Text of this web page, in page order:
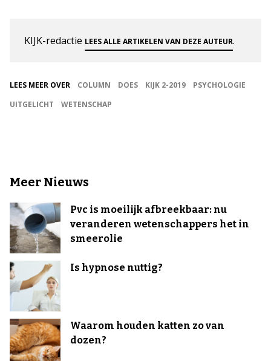
KIJK-redactie LEES ALLE ARTIKELEN VAN DEZE AUTEUR.
LEES MEER OVER COLUMN DOES KIJK 2-2019
PSYCHOLOGIE
UITGELICHT
WETENSCHAP
Meer Nieuws
Pvc is moeilijk afbreekbaar: nu
veranderen wetenschappers het in
smeerolie
Is hypnose nuttig?
Waarom houden katten zo van
dozen?